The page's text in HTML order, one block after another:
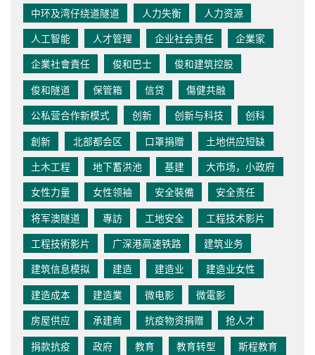
中环及湾仔绕道隧道
人力失衡
人力资源
人工智能
人才管理 企业社会责任
企業家
企業社會責任
俊和巴士
俊和建筑控股
俊和隧道
保管箱 信贷
傷健共融
公私营合作新模式
创新 创新与科技
创科
創新
北部都会区 口罩捐赠
土地供应短缺
土木工程
地下蓄洪池 基建
大市场，小政府
女性力量
女性领袖 安全裝備
安全责任
将军澳隧道
專訪 工地安全
工程技术影片
工程技術影片
广深港高速铁路
建筑业务
建筑信息模拟
建造 建造业
建造业女性
建造成本
建造業 微电影
微電影
房屋供应
承建商 抗疫物资捐赠
抢人才
捐款抗疫
政府 教育 教育转型
斯程教育